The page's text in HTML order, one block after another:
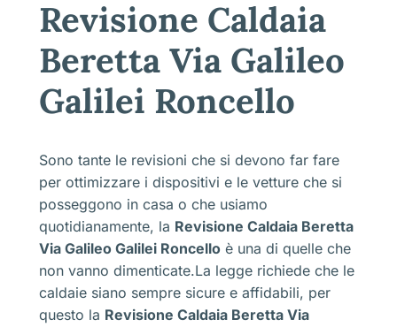
Revisione Caldaia
Beretta Via Galileo
Galilei Roncello
Sono tante le revisioni che si devono far fare
per ottimizzare i dispositivi e le vetture che si
posseggono in casa o che usiamo
quotidianamente, la Revisione Caldaia Beretta
Via Galileo Galilei Roncello è una di quelle che
non vanno dimenticate.La legge richiede che le
caldaie siano sempre sicure e affidabili, per
questo la Revisione Caldaia Beretta Via